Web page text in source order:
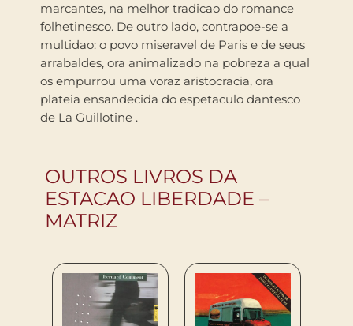
marcantes, na melhor tradicao do romance
folhetinesco. De outro lado, contrapoe-se a
multidao: o povo miseravel de Paris e de seus
arrabaldes, ora animalizado na pobreza a qual
os empurrou uma voraz aristocracia, ora
plateia ensandecida do espetaculo dantesco
de La Guillotine .
OUTROS LIVROS DA
ESTACAO LIBERDADE –
MATRIZ